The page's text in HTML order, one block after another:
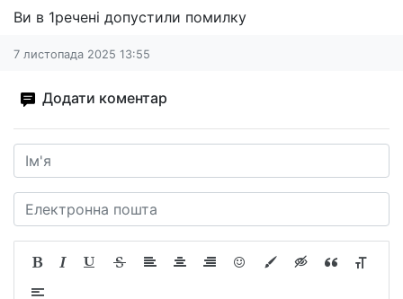
Ви в 1речені допустили помилку
7 листопада 2025 13:55
Додати коментар